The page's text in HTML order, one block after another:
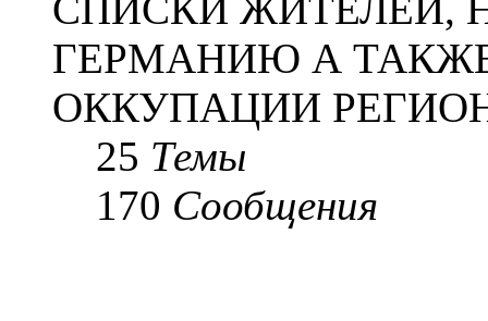
ГЕРМАНИЮ А
ОККУПАЦИИ
25 Темы
170 Сообщения